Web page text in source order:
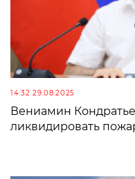
14:32 29.08.2025
Вениамин
ликвидировать